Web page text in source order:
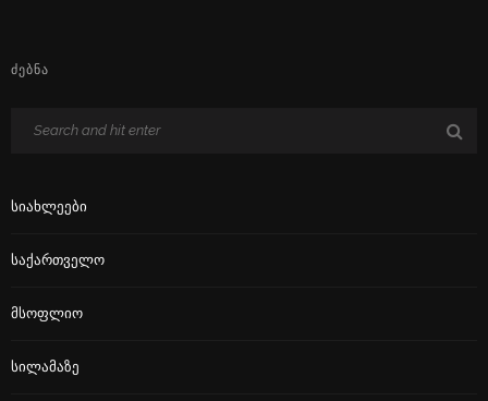
ᲫᲔᲑᲜᲐ
Სიახლეები
Საქართველო
Მსოფლიო
Სილამაზე